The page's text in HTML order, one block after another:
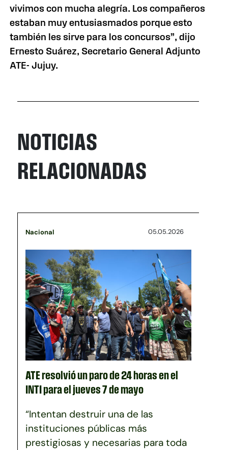
vivimos con mucha alegría. Los compañeros
estaban muy entusiasmados porque esto
también les sirve para los concursos”, dijo
Ernesto Suárez, Secretario General Adjunto
ATE- Jujuy.
NOTICIAS
RELACIONADAS
Nacional 05.05.2026
ATE resolvió un paro de 24 horas en el
INTI para el jueves 7 de mayo
“Intentan destruir una de las
instituciones públicas más
prestigiosas y necesarias para toda